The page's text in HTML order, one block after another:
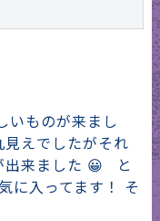
いものが来まし
えでしたがそれ
出来ました 😀 と
に入ってます！ そ